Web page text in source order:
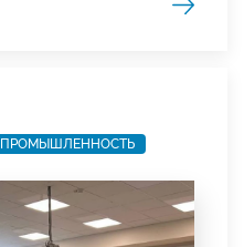
ПРОМЫШЛЕННОСТЬ